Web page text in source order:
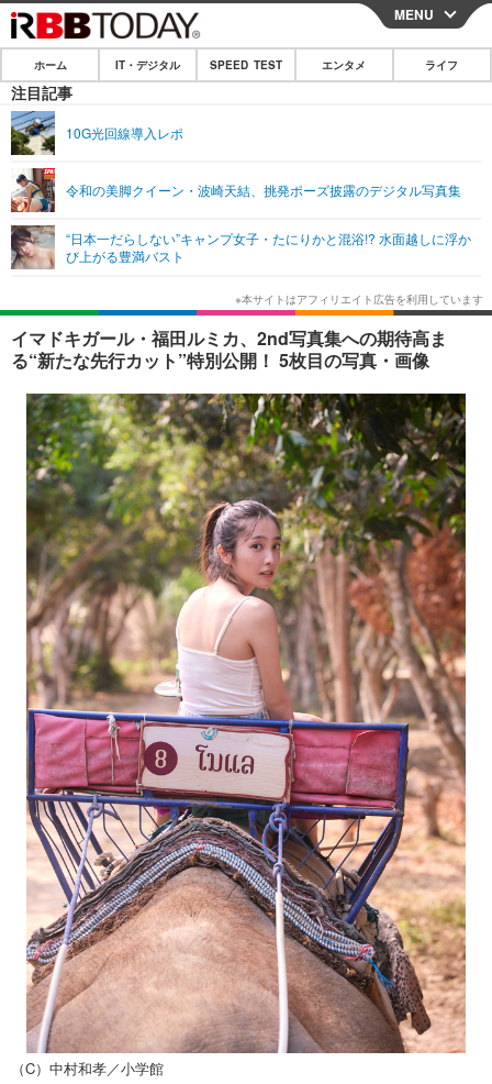
CLOSE
ホーム
IT・デジタル
ショッピング その他
SPEED TEST
エンタメ
エンタメTOP
韓国・芸能
音楽 スポーツ
ショッピング その他
ライフ
ライフTOP グルメ
ペット ショッピング
その他
リリース一覧
プッシュ通知の停止方法
MENU
ホーム IT・デジタル SPEED TEST エンタメ ライフ
注目記事
10G光回線導入レポ
令和の美脚クイーン・波崎天結、挑発ポーズ披露のデジタル写真集
“日本一だらしない”キャンプ女子・たにりかと混浴!? 水面越しに浮か
び上がる豊満バスト
イマドキガール・福田ルミカ、2nd写真集への期待高ま
る“新たな先行カット”特別公開！ 5枚目の写真・画像
（C）中村和孝／小学館